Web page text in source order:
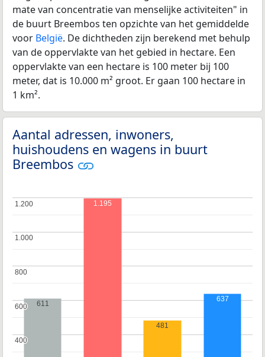
mate van concentratie van menselijke activiteiten" in
de buurt Breembos ten opzichte van het gemiddelde
voor België. De dichtheden zijn berekend met behulp
van de oppervlakte van het gebied in hectare. Een
oppervlakte van een hectare is 100 meter bij 100
meter, dat is 10.000 m² groot. Er gaan 100 hectare in
1 km².
Aantal adressen, inwoners,
huishoudens en wagens in buurt
Breembos
400
400
600
600
800
800
1.000
1.000
1.200
1.200
611
1.195
481
637